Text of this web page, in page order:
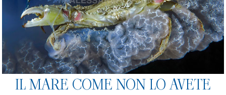
IL MARE COME NON LO AVETE